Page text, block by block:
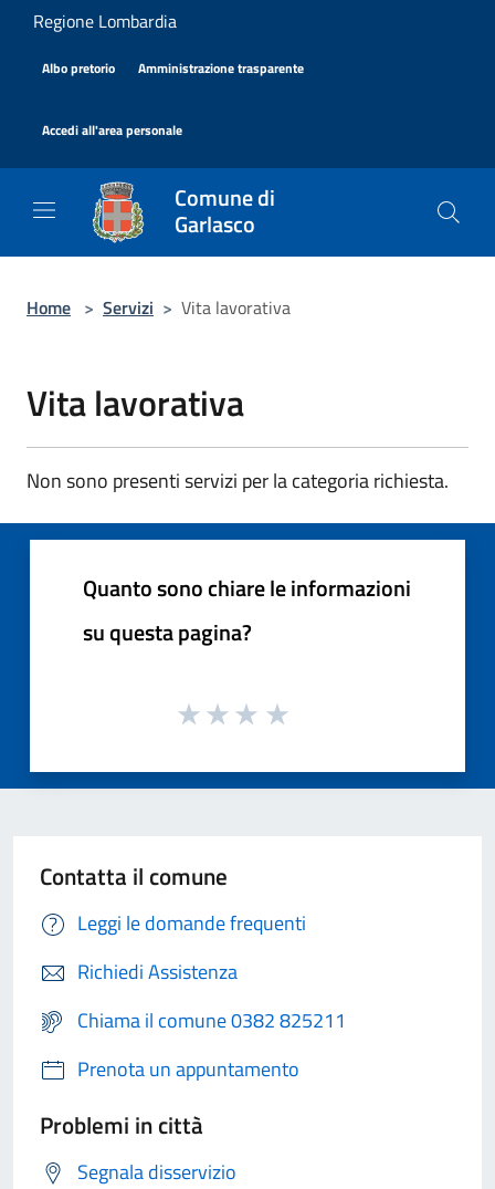
Salta al contenuto principale
Regione Lombardia
Albo pretorio Amministrazione trasparente
Accedi all'area personale
Comune di
Garlasco
Home > Servizi > Vita lavorativa
Vita lavorativa
Non sono presenti servizi per la categoria richiesta.
Quanto sono chiare le informazioni
su questa pagina?
Contatta il comune
Leggi le domande frequenti
Richiedi Assistenza
Chiama il comune 0382 825211
Prenota un appuntamento
Problemi in città
Segnala disservizio